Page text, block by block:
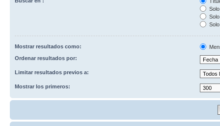
Mostrar resultados como:
Ordenar resultados por:
Limitar resultados previos a:
Mostrar los primeros: